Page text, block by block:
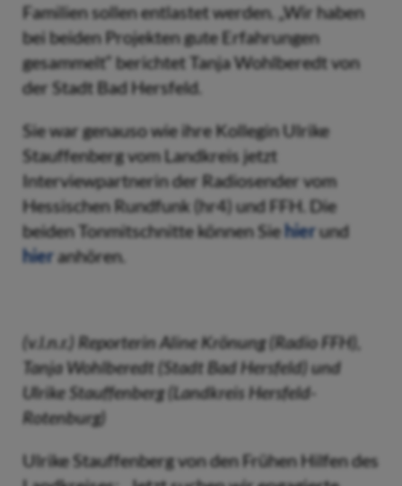
Familien sollen entlastet werden. „Wir haben
bei beiden Projekten gute Erfahrungen
gesammelt“ berichtet Tanja Wohlberedt von
der Stadt Bad Hersfeld.
Sie war genauso wie ihre Kollegin Ulrike
Stauffenberg vom Landkreis jetzt
Interviewpartnerin der Radiosender vom
Hessischen Rundfunk (hr4) und FFH. Die
beiden Tonmitschnitte können Siehierund
hieranhören.
(v.l.n.r.) Reporterin Aline Krönung (Radio FFH),
Tanja Wohlberedt (Stadt Bad Hersfeld) und
Ulrike Stauffenberg (Landkreis Hersfeld-
Rotenburg)
Ulrike Stauffenberg von den Frühen Hilfen des